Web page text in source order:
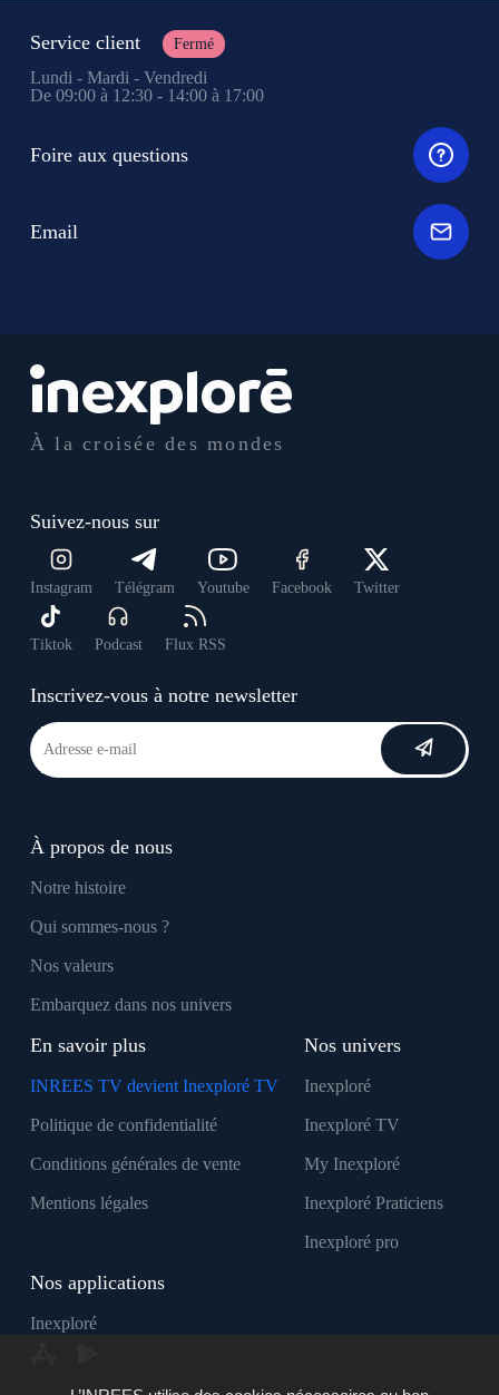
À la croisée des mondes
Suivez-nous sur
Instagram Télégram Youtube Facebook Twitter
Tiktok Podcast Flux RSS
Inscrivez-vous à notre newsletter
À propos de nous
Notre histoire
Qui sommes-nous ?
Nos valeurs
Embarquez dans nos univers
En savoir plus
INREES TV devient Inexploré TV
Politique de confidentialité
Conditions générales de vente
Mentions légales
Nos univers
Inexploré
Inexploré TV
My Inexploré
Inexploré Praticiens
Inexploré pro
Nos applications
Inexploré
Service client Fermé
Lundi - Mardi - Vendredi
De 09:00 à 12:30 - 14:00 à 17:00
Foire aux questions
Email